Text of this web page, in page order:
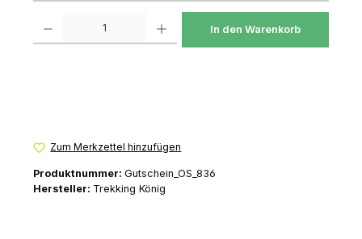
In den Warenkorb
Zum Merkzettel hinzufügen
Produktnummer: Gutschein_OS_836
Hersteller: Trekking König